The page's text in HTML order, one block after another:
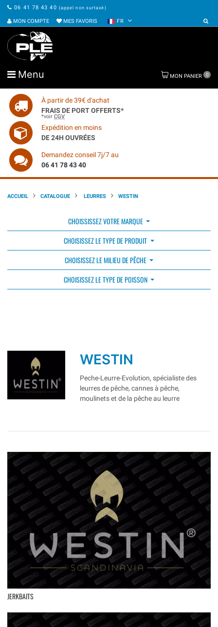
06 41 78 43 40 (appel non surtaxé)
MON COMPTE MES FAVORIS FR
Menu MON PANIER 0
À partir de 39€ d'achat
FRAIS DE PORT OFFERTS*
*voir CGV
Expédition en moins
DE 24H OUVRÉES
Demandez conseil 7j/7 au
06 41 78 43 40
ACCUEIL CATALOGUE LEURRES WESTIN
CHOISSISSEZ VOTRE MARQUE
CHOISISSEZ LE TYPE DE PRODUIT
CHOISISSEZ LE MILIEU DE PÊCHE
CHOISISSEZ LE TYPE DE POISSON
WESTIN
Peche-Leurre-Evolution, spécialiste des
leurres de pêche, cannes à pêche,
moulinets et de la pêche au leurre
JERKBAITS